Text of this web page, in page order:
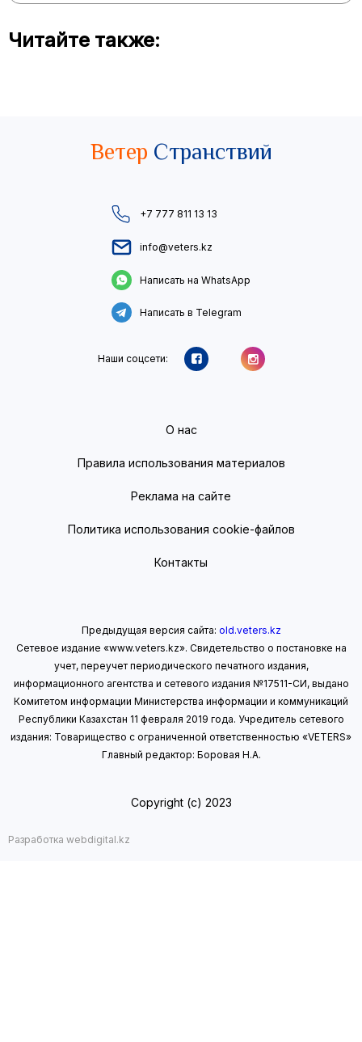
Читайте также:
Ветер Странствий
+7 777 811 13 13
info@veters.kz
Написать на WhatsApp
Написать в Telegram
Наши соцсети:
О нас
Правила использования материалов
Реклама на сайте
Политика использования cookie-файлов
Контакты
Предыдущая версия сайта: old.veters.kz
Сетевое издание «www.veters.kz». Свидетельство о постановке на
учет, переучет периодического печатного издания,
информационного агентства и сетевого издания №17511-СИ, выдано
Комитетом информации Министерства информации и коммуникаций
Республики Казахстан 11 февраля 2019 года. Учредитель сетевого
издания: Товарищество с ограниченной ответственностью «VETERS»
Главный редактор: Боровая Н.А.
Copyright (с) 2023
Разработка webdigital.kz